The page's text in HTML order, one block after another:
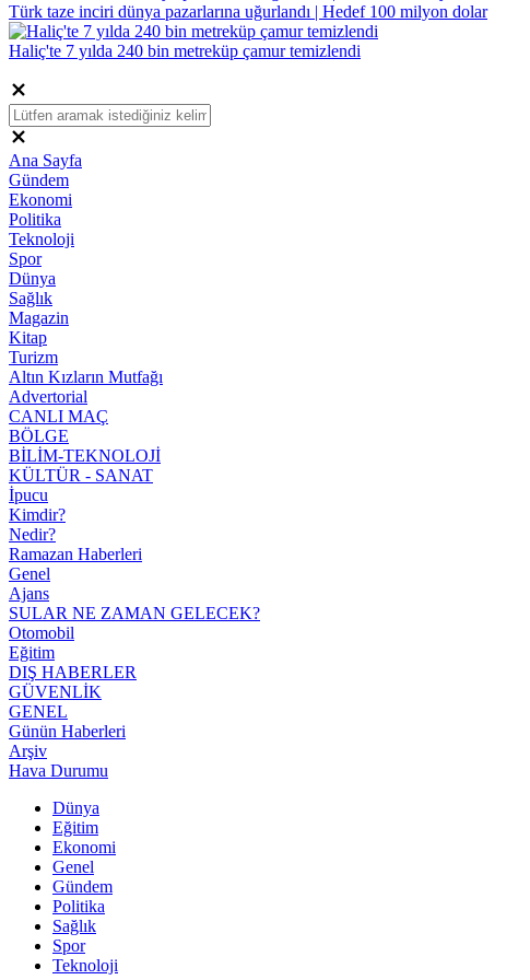
Türk taze inciri dünya pazarlarına uğurlandı | Hedef 100 milyon dolar
Haliç'te 7 yılda 240 bin metreküp çamur temizlendi
Ana Sayfa
Gündem
Ekonomi
Politika
Teknoloji
Spor
Dünya
Sağlık
Magazin
Kitap
Turizm
Altın Kızların Mutfağı
Advertorial
CANLI MAÇ
BÖLGE
BİLİM-TEKNOLOJİ
KÜLTÜR - SANAT
İpucu
Kimdir?
Nedir?
Ramazan Haberleri
Genel
Ajans
SULAR NE ZAMAN GELECEK?
Otomobil
Eğitim
DIŞ HABERLER
GÜVENLİK
GENEL
Günün Haberleri
Arşiv
Hava Durumu
Dünya
Eğitim
Ekonomi
Genel
Gündem
Politika
Sağlık
Spor
Teknoloji